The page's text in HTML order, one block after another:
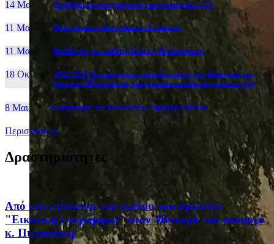
14 Μαι, 26 Yποβολή μηχανογραφικού για υποψηφίους 5%
11 Μαι, 26 Πρόγραμμα ενδοσχολικών εξετάσεων
11 Μαι, 26 Βράβευση του μαθητή Ιωάννη Χαραλάμπους
18 Οκτ, 25
2025-2026:Επιμόρφωση εκπαιδευτικών στη διδακτική της
Ιστορίας (Πρόσκληση, πρόγραμμα και δήλωση συμμετοχής)
8 Μαι, 26 Συζήτηση με τον βουλευτή κ. Δημήτρη Μάντζο
Περισσότερα
Δραστηριότητες
Από την επίσκεψη του ομίλου του σχολείου
"Εικονική Επιχείρηση" στον Μέντορά του υπουργό
κ. Πιερακάκη